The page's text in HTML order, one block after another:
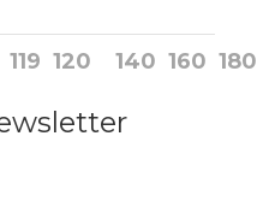
119 120 140 160 180